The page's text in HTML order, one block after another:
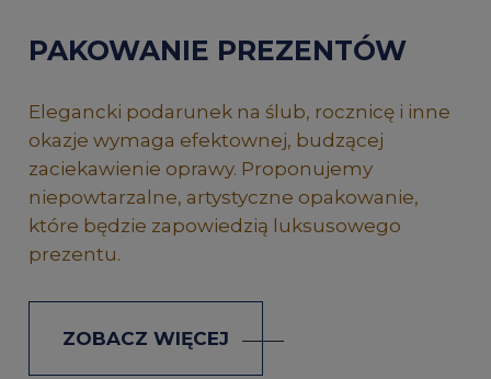
PAKOWANIE PREZENTÓW
Elegancki podarunek na ślub, rocznicę i inne
okazje wymaga efektownej, budzącej
zaciekawienie oprawy. Proponujemy
niepowtarzalne, artystyczne opakowanie,
które będzie zapowiedzią luksusowego
prezentu.
ZOBACZ WIĘCEJ